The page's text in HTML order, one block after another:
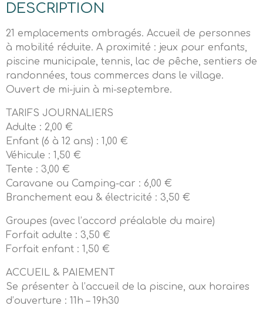
DESCRIPTION
21 emplacements ombragés. Accueil de personnes
à mobilité réduite. A proximité : jeux pour enfants,
piscine municipale, tennis, lac de pêche, sentiers de
randonnées, tous commerces dans le village.
Ouvert de mi-juin à mi-septembre.
TARIFS JOURNALIERS
Adulte : 2,00 €
Enfant (6 à 12 ans) : 1,00 €
Véhicule : 1,50 €
Tente : 3,00 €
Caravane ou Camping-car : 6,00 €
Branchement eau & électricité : 3,50 €
Groupes (avec l’accord préalable du maire)
Forfait adulte : 3,50 €
Forfait enfant : 1,50 €
ACCUEIL & PAIEMENT
Se présenter à l’accueil de la piscine, aux horaires
d’ouverture : 11h – 19h30